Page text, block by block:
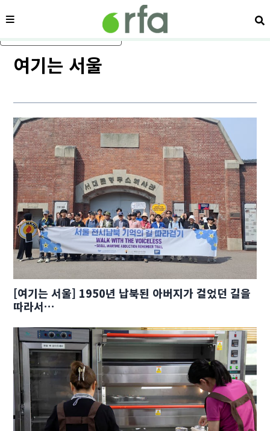
메인 콘텐츠로 건너뛰기
메뉴 검
여기는 서울
[여기는 서울] 1950년 납북된 아버지가 걸었던 길을
따라서…